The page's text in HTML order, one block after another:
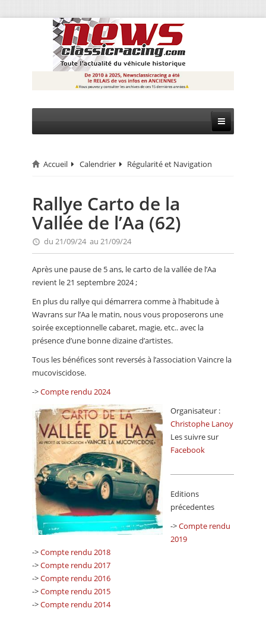
CIRCUIT
RALLYE
MONTAGNE
EVÈNEMENTS
CALENDRIER
VIDEO
ANNUAIRES
PETITES ANNONCES
Accueil Calendrier Régularité et Navigation
Rallye Carto de la
Vallée de l’Aa (62)
du 21/09/24 au 21/09/24
Après une pause de 5 ans, le carto de la vallée de l’Aa
revient le 21 septembre 2024 ;
En plus du rallye qui démarrera comme à l’habitude à
Wavrans sur l’Aa le matin, nous vous proposerons une
soirée exceptionnelle cabaret, magie, etc.. avec la
présence d’une bonne dizaine d’artistes.
Tous les bénéfices sont reversés à l’association Vaincre la
mucoviscidose.
->Compte rendu 2024
Organisateur :
Christophe Lanoy
Les suivre sur
Facebook
Editions
précedentes
->Compte rendu
2019
->Compte rendu 2018
->Compte rendu 2017
->Compte rendu 2016
->Compte rendu 2015
->Compte rendu 2014